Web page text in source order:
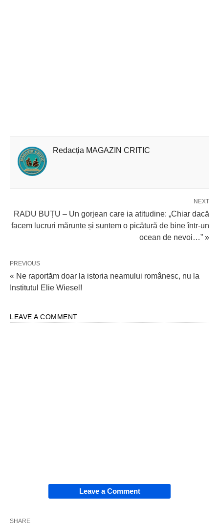
Redacția MAGAZIN CRITIC
NEXT
RADU BUȚU – Un gorjean care ia atitudine: „Chiar dacă
facem lucruri mărunte și suntem o picătură de bine într-un
ocean de nevoi…” »
PREVIOUS
« Ne raportăm doar la istoria neamului românesc, nu la
Institutul Elie Wiesel!
LEAVE A COMMENT
Leave a Comment
SHARE